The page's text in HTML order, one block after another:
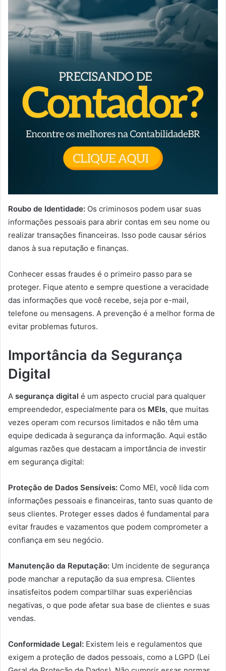
Roubo de Identidade: Os criminosos podem usar suas
informações pessoais para abrir contas em seu nome ou
realizar transações financeiras. Isso pode causar sérios
danos à sua reputação e finanças.
Conhecer essas fraudes é o primeiro passo para se
proteger. Fique atento e sempre questione a veracidade
das informações que você recebe, seja por e-mail,
telefone ou mensagens. A prevenção é a melhor forma de
evitar problemas futuros.
Importância da Segurança
Digital
A segurança digital é um aspecto crucial para qualquer
empreendedor, especialmente para os MEIs, que muitas
vezes operam com recursos limitados e não têm uma
equipe dedicada à segurança da informação. Aqui estão
algumas razões que destacam a importância de investir
em segurança digital:
Proteção de Dados Sensíveis: Como MEI, você lida com
informações pessoais e financeiras, tanto suas quanto de
seus clientes. Proteger esses dados é fundamental para
evitar fraudes e vazamentos que podem comprometer a
confiança em seu negócio.
Manutenção da Reputação: Um incidente de segurança
pode manchar a reputação da sua empresa. Clientes
insatisfeitos podem compartilhar suas experiências
negativas, o que pode afetar sua base de clientes e suas
vendas.
Conformidade Legal: Existem leis e regulamentos que
exigem a proteção de dados pessoais, como a LGPD (Lei